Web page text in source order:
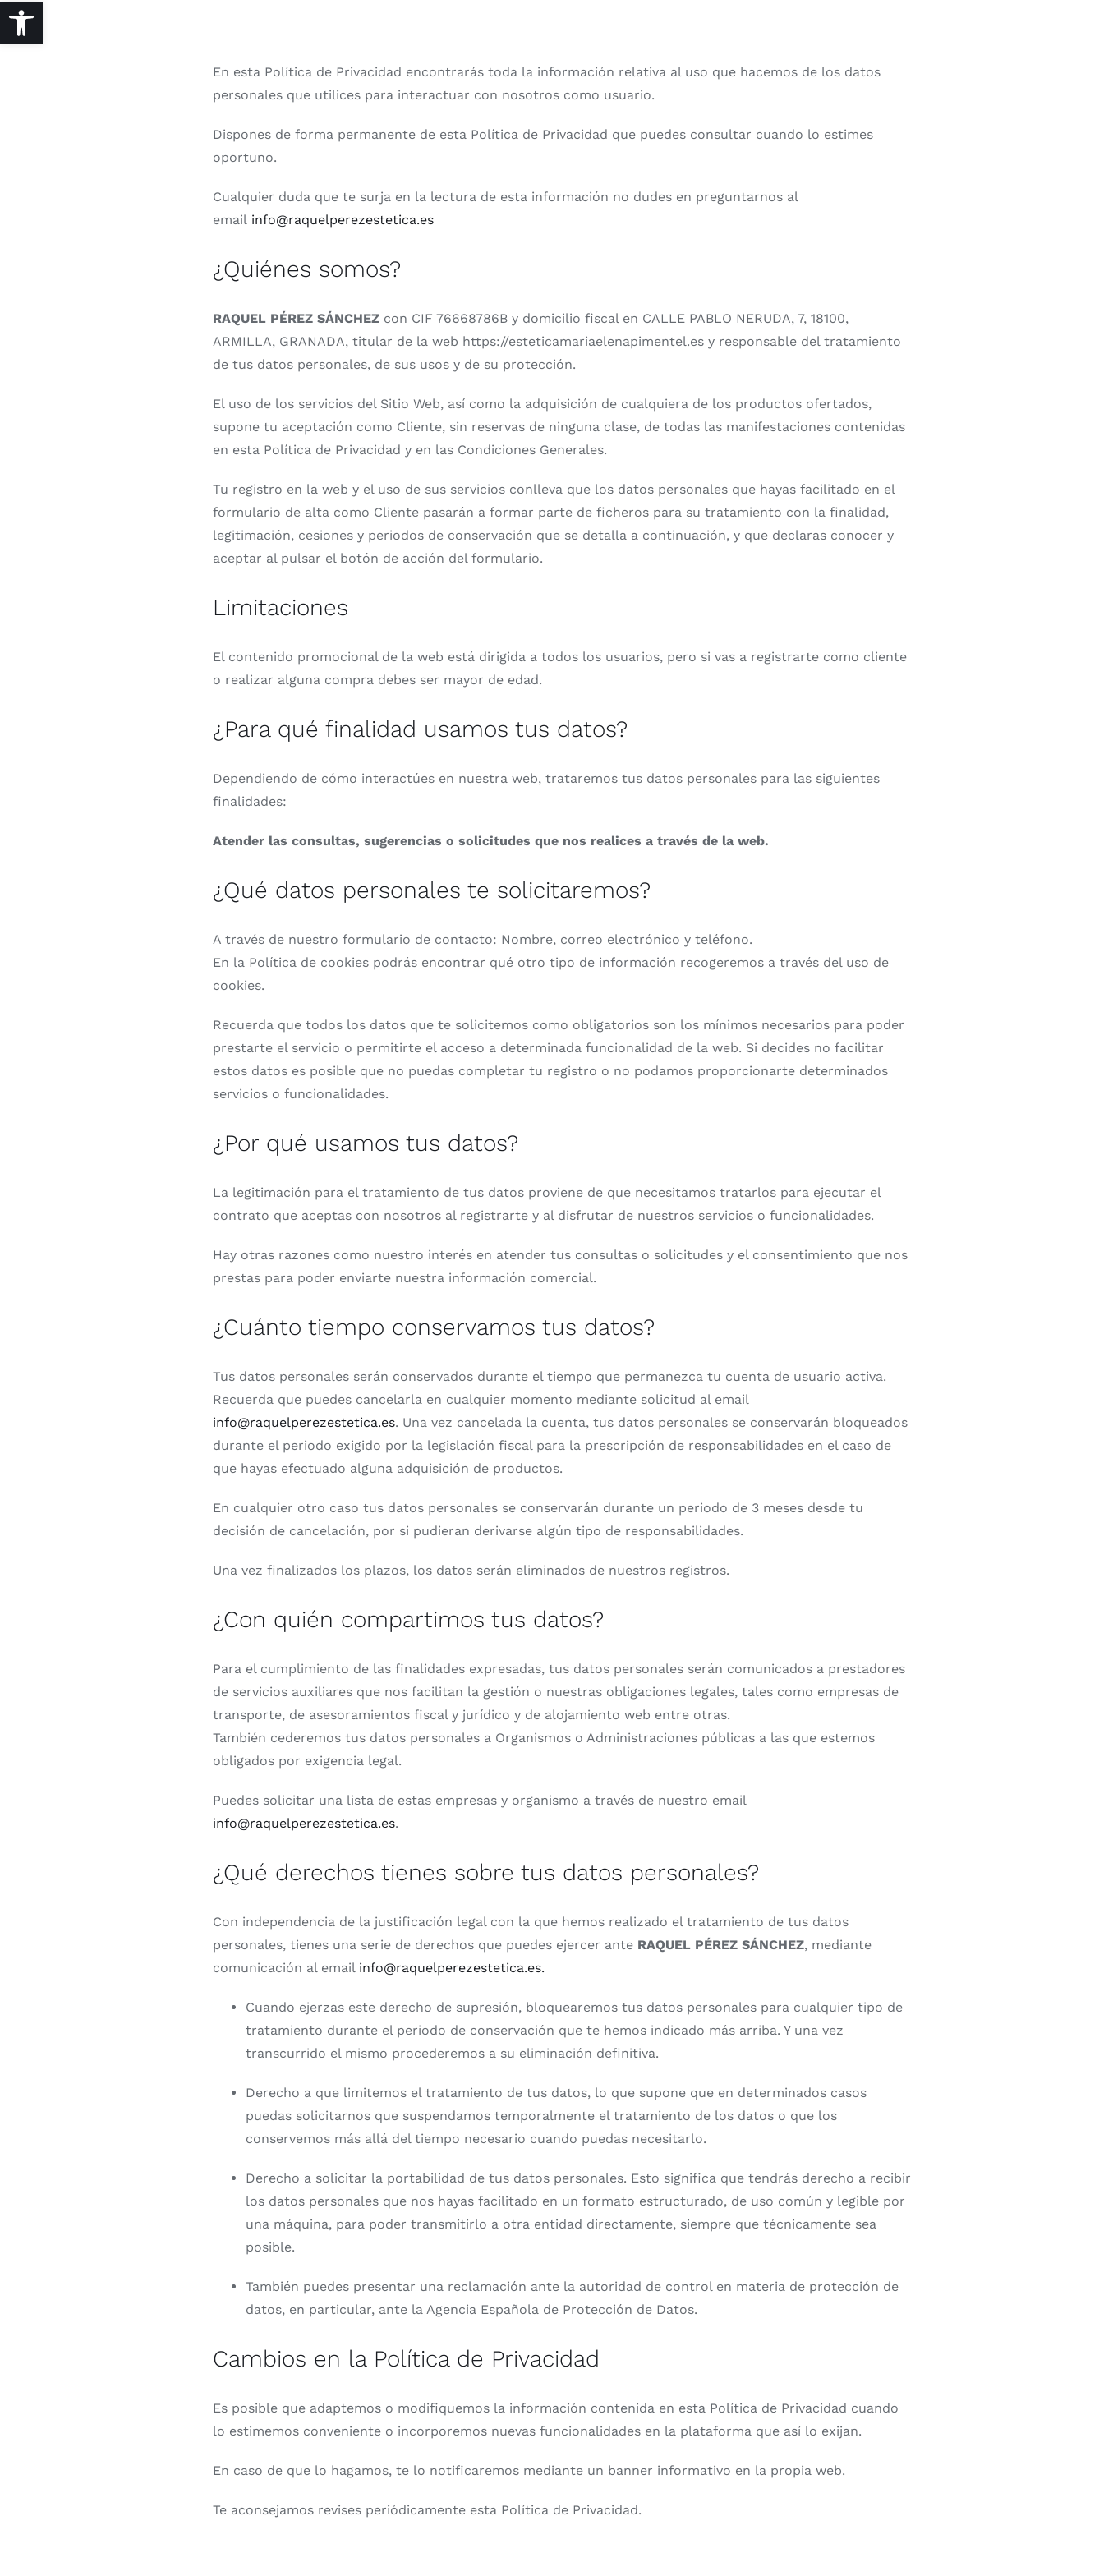
Abrir barra de herramientas
En esta Política de Privacidad encontrarás toda la información relativa al uso que hacemos de los datos
personales que utilices para interactuar con nosotros como usuario.
Dispones de forma permanente de esta Política de Privacidad que puedes consultar cuando lo estimes
oportuno.
Cualquier duda que te surja en la lectura de esta información no dudes en preguntarnos al
email info@raquelperezestetica.es
¿Quiénes somos?
RAQUEL PÉREZ SÁNCHEZ con CIF 76668786B y domicilio fiscal en CALLE PABLO NERUDA, 7, 18100,
ARMILLA, GRANADA, titular de la web https://esteticamariaelenapimentel.es y responsable del tratamiento
de tus datos personales, de sus usos y de su protección.
El uso de los servicios del Sitio Web, así como la adquisición de cualquiera de los productos ofertados,
supone tu aceptación como Cliente, sin reservas de ninguna clase, de todas las manifestaciones contenidas
en esta Política de Privacidad y en las Condiciones Generales.
Tu registro en la web y el uso de sus servicios conlleva que los datos personales que hayas facilitado en el
formulario de alta como Cliente pasarán a formar parte de ficheros para su tratamiento con la finalidad,
legitimación, cesiones y periodos de conservación que se detalla a continuación, y que declaras conocer y
aceptar al pulsar el botón de acción del formulario.
Limitaciones
El contenido promocional de la web está dirigida a todos los usuarios, pero si vas a registrarte como cliente
o realizar alguna compra debes ser mayor de edad.
¿Para qué finalidad usamos tus datos?
Dependiendo de cómo interactúes en nuestra web, trataremos tus datos personales para las siguientes
finalidades:
Atender las consultas, sugerencias o solicitudes que nos realices a través de la web.
¿Qué datos personales te solicitaremos?
A través de nuestro formulario de contacto: Nombre, correo electrónico y teléfono.
En la Política de cookies podrás encontrar qué otro tipo de información recogeremos a través del uso de
cookies.
Recuerda que todos los datos que te solicitemos como obligatorios son los mínimos necesarios para poder
prestarte el servicio o permitirte el acceso a determinada funcionalidad de la web. Si decides no facilitar
estos datos es posible que no puedas completar tu registro o no podamos proporcionarte determinados
servicios o funcionalidades.
¿Por qué usamos tus datos?
La legitimación para el tratamiento de tus datos proviene de que necesitamos tratarlos para ejecutar el
contrato que aceptas con nosotros al registrarte y al disfrutar de nuestros servicios o funcionalidades.
Hay otras razones como nuestro interés en atender tus consultas o solicitudes y el consentimiento que nos
prestas para poder enviarte nuestra información comercial.
¿Cuánto tiempo conservamos tus datos?
Tus datos personales serán conservados durante el tiempo que permanezca tu cuenta de usuario activa.
Recuerda que puedes cancelarla en cualquier momento mediante solicitud al email
info@raquelperezestetica.es. Una vez cancelada la cuenta, tus datos personales se conservarán bloqueados
durante el periodo exigido por la legislación fiscal para la prescripción de responsabilidades en el caso de
que hayas efectuado alguna adquisición de productos.
En cualquier otro caso tus datos personales se conservarán durante un periodo de 3 meses desde tu
decisión de cancelación, por si pudieran derivarse algún tipo de responsabilidades.
Una vez finalizados los plazos, los datos serán eliminados de nuestros registros.
¿Con quién compartimos tus datos?
Para el cumplimiento de las finalidades expresadas, tus datos personales serán comunicados a prestadores
de servicios auxiliares que nos facilitan la gestión o nuestras obligaciones legales, tales como empresas de
transporte, de asesoramientos fiscal y jurídico y de alojamiento web entre otras.
También cederemos tus datos personales a Organismos o Administraciones públicas a las que estemos
obligados por exigencia legal.
Puedes solicitar una lista de estas empresas y organismo a través de nuestro email
info@raquelperezestetica.es.
¿Qué derechos tienes sobre tus datos personales?
Con independencia de la justificación legal con la que hemos realizado el tratamiento de tus datos
personales, tienes una serie de derechos que puedes ejercer ante RAQUEL PÉREZ SÁNCHEZ, mediante
comunicación al email info@raquelperezestetica.es.
Cuando ejerzas este derecho de supresión, bloquearemos tus datos personales para cualquier tipo de
tratamiento durante el periodo de conservación que te hemos indicado más arriba. Y una vez
transcurrido el mismo procederemos a su eliminación definitiva.
Derecho a que limitemos el tratamiento de tus datos, lo que supone que en determinados casos
puedas solicitarnos que suspendamos temporalmente el tratamiento de los datos o que los
conservemos más allá del tiempo necesario cuando puedas necesitarlo.
Derecho a solicitar la portabilidad de tus datos personales. Esto significa que tendrás derecho a recibir
los datos personales que nos hayas facilitado en un formato estructurado, de uso común y legible por
una máquina, para poder transmitirlo a otra entidad directamente, siempre que técnicamente sea
posible.
También puedes presentar una reclamación ante la autoridad de control en materia de protección de
datos, en particular, ante la Agencia Española de Protección de Datos.
Cambios en la Política de Privacidad
Es posible que adaptemos o modifiquemos la información contenida en esta Política de Privacidad cuando
lo estimemos conveniente o incorporemos nuevas funcionalidades en la plataforma que así lo exijan.
En caso de que lo hagamos, te lo notificaremos mediante un banner informativo en la propia web.
Te aconsejamos revises periódicamente esta Política de Privacidad.